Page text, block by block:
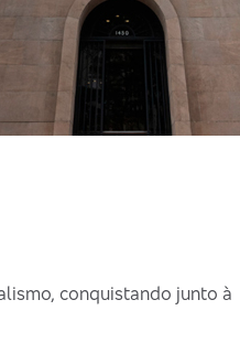
conquistando junto à